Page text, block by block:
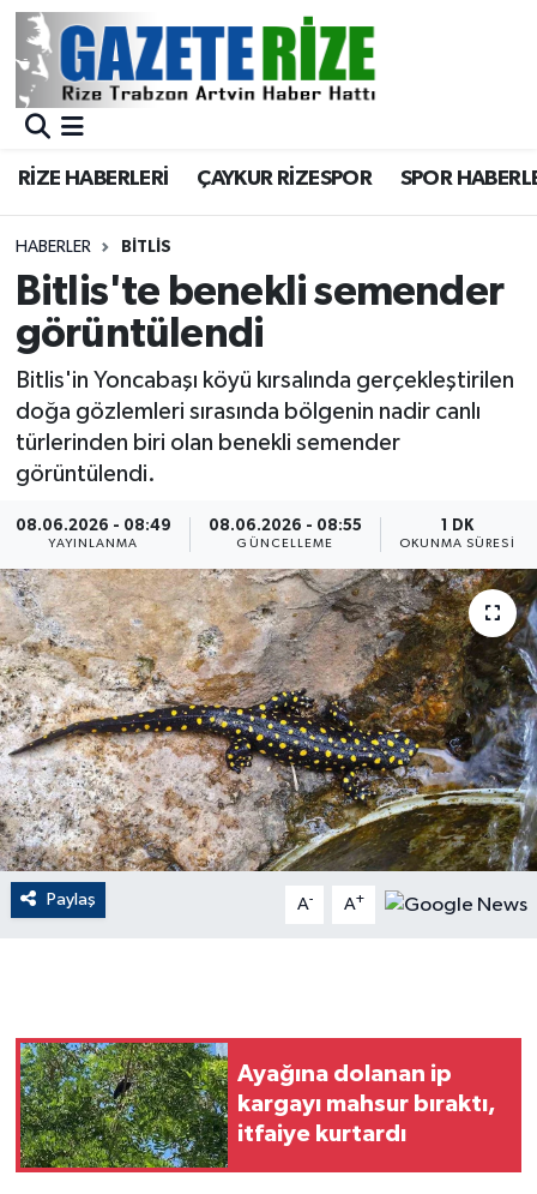
RİZE HABERLERİ ÇAYKUR RİZESPOR SPOR
HABERLER BITLIS
Bitlis'te benekli semender
görüntülendi
Bitlis'in Yoncabaşı köyü kırsalında gerçekleştirilen
doğa gözlemleri sırasında bölgenin nadir canlı
türlerinden biri olan benekli semender
görüntülendi.
08.06.2026 - 08:49
YAYINLANMA
08.06.2026 - 08:55
GÜNCELLEME
1 DK
OKUNMA SÜRESI
Paylaş A- A+
Ayağına dolanan ip
kargayı mahsur bıraktı,
itfaiye kurtardı
BÖLGEMİZ
Asayiş
Rize Jandarma Komutanlığı
Bilim Teknoloji
Canlı Maç
ÇEVRE
Dış Haberler
Dünya
EĞİTİM
EKONOMİ
English News
Gayrimenkul
GENEL
Merkez Nöbetçi Eczaneler
Merkez Trafik Yoğunluk Haritası
Süper Lig Puan Durumu ve Fikstür
Tüm Manşetler
Son Dakika Haberleri